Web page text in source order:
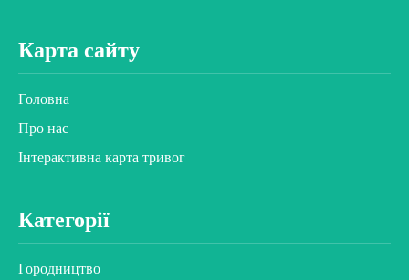
Карта сайту
Головна
Про нас
Інтерактивна карта тривог
Категорії
Городництво